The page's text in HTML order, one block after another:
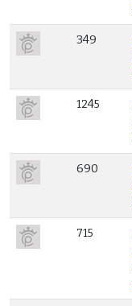
349
1245
690
715